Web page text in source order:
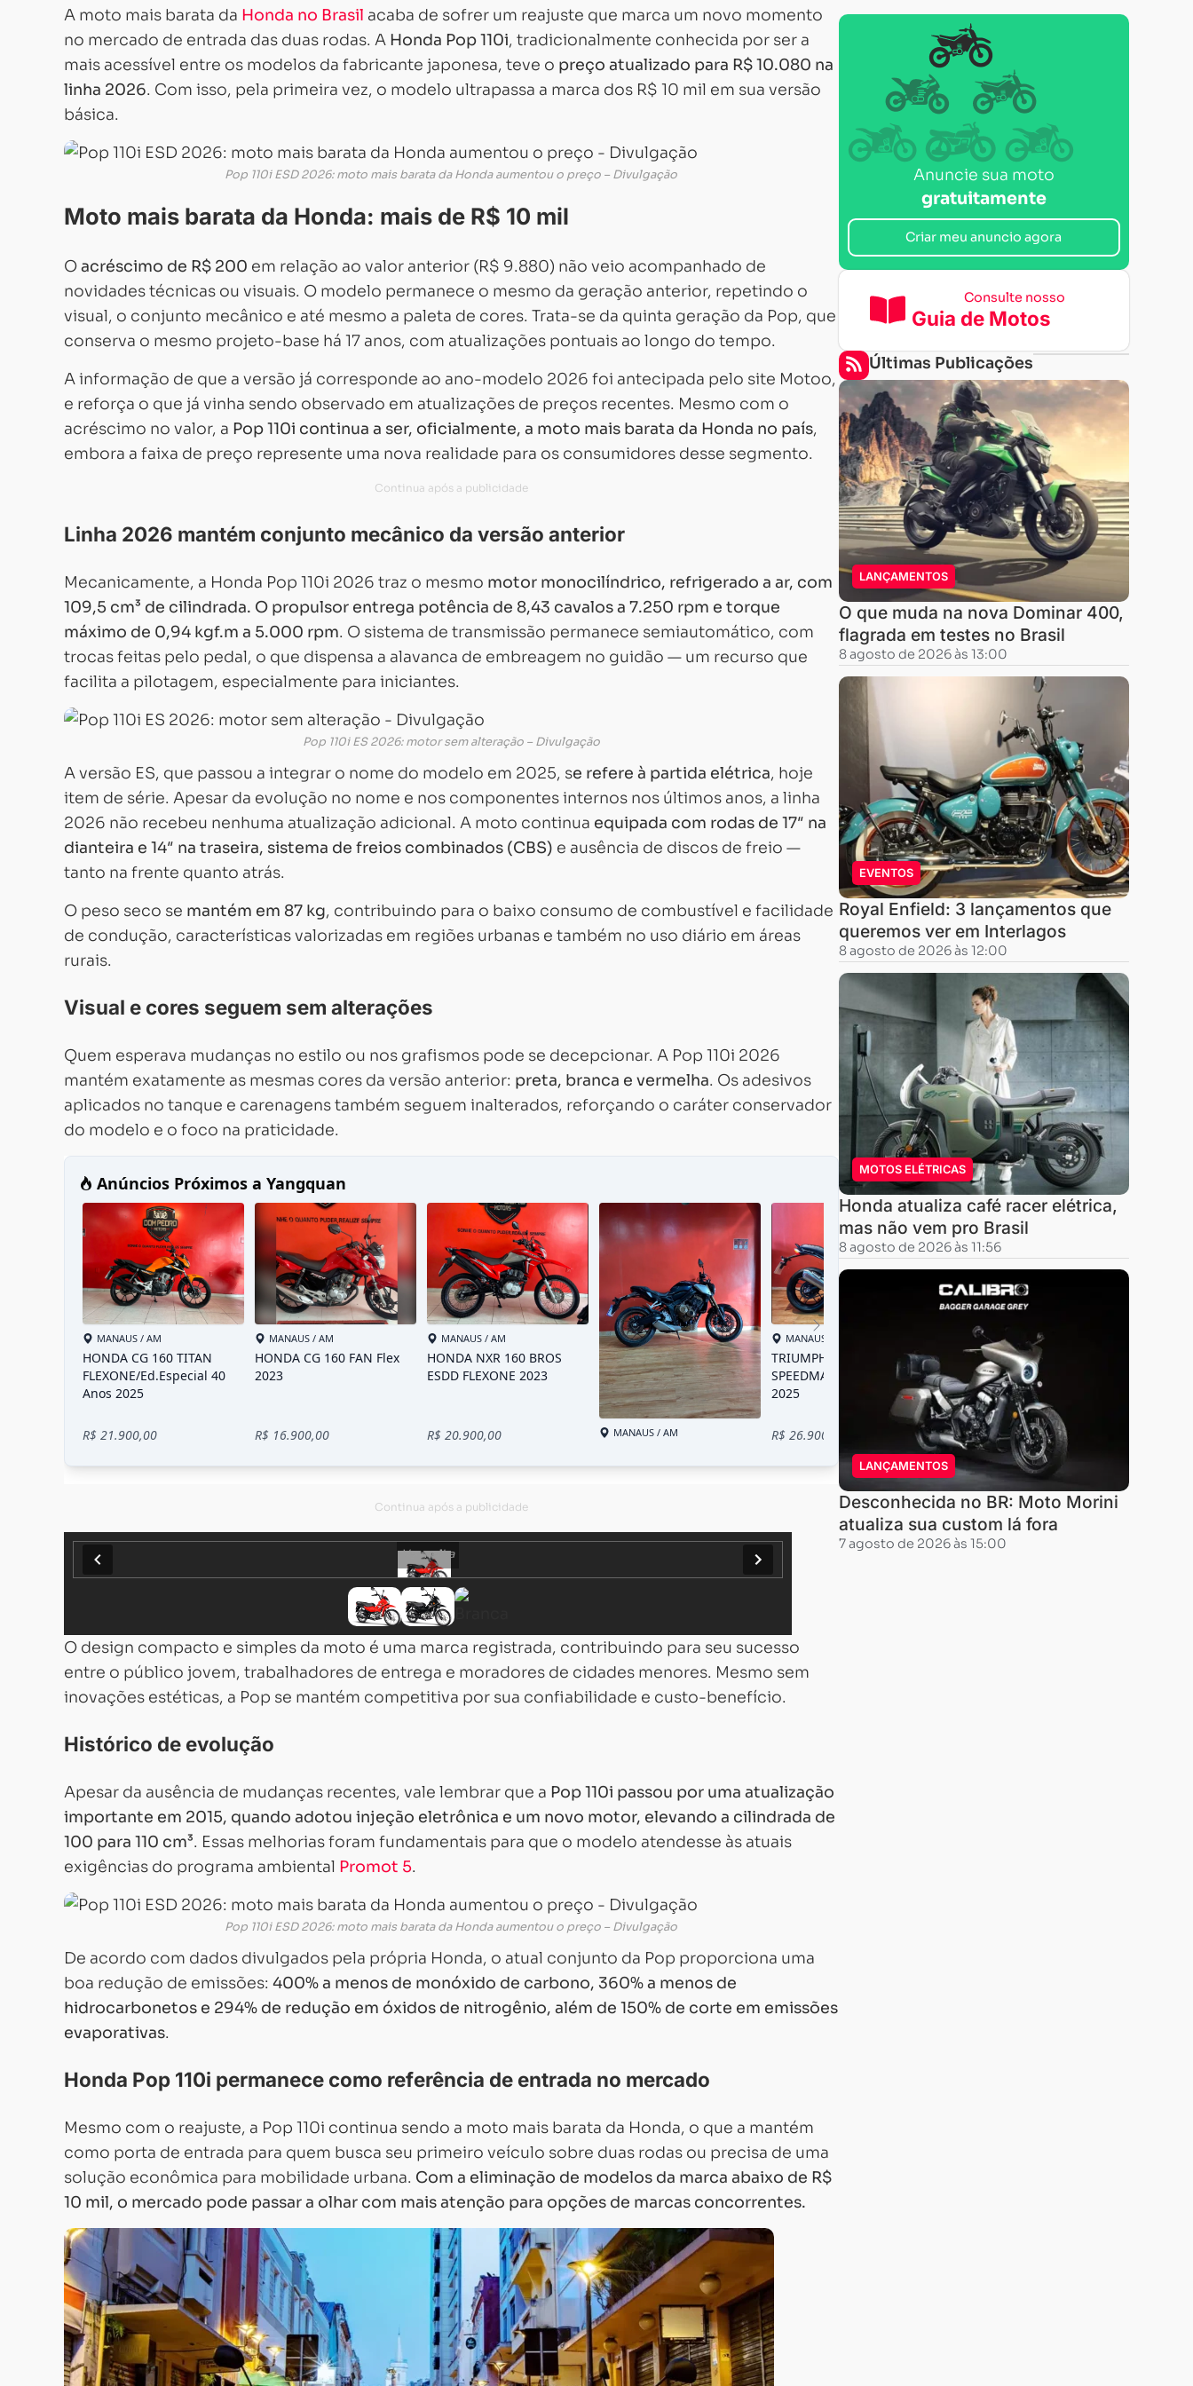
A moto mais barata da Honda no Brasil acaba de sofrer um reajuste que marca um novo momento
no mercado de entrada das duas rodas. A Honda Pop 110i, tradicionalmente conhecida por ser a
mais acessível entre os modelos da fabricante japonesa, teve o preço atualizado para R$ 10.080 na
linha 2026. Com isso, pela primeira vez, o modelo ultrapassa a marca dos R$ 10 mil em sua versão
básica.
Pop 110i ESD 2026: moto mais barata da Honda aumentou o preço – Divulgação
Moto mais barata da Honda: mais de R$ 10 mil
Oacréscimo de R$ 200 em relação ao valor anterior (R$ 9.880) não veio acompanhado de
novidades técnicas ou visuais. O modelo permanece o mesmo da geração anterior, repetindo o
visual, o conjunto mecânico e até mesmo a paleta de cores. Trata-se da quinta geração da Pop, que
conserva o mesmo projeto-base há 17 anos, com atualizações pontuais ao longo do tempo.
A informação de que a versão já corresponde ao ano-modelo 2026 foi antecipada pelo site Motoo,
e reforça o que já vinha sendo observado em atualizações de preços recentes. Mesmo com o
acréscimo no valor, a Pop 110i continua a ser, oficialmente, a moto mais barata da Honda no país,
embora a faixa de preço represente uma nova realidade para os consumidores desse segmento.
Linha 2026 mantém conjunto mecânico da versão anterior
Mecanicamente, a Honda Pop 110i 2026 traz o mesmo motor monocilíndrico, refrigerado a ar, com
109,5 cm³ de cilindrada. O propulsor entrega potência de 8,43 cavalos a 7.250 rpm e torque
máximo de 0,94 kgf.m a 5.000 rpm. O sistema de transmissão permanece semiautomático, com
trocas feitas pelo pedal, o que dispensa a alavanca de embreagem no guidão — um recurso que
facilita a pilotagem, especialmente para iniciantes.
Pop 110i ES 2026: motor sem alteração – Divulgação
A versão ES, que passou a integrar o nome do modelo em 2025, se refere à partida elétrica, hoje
item de série. Apesar da evolução no nome e nos componentes internos nos últimos anos, a linha
2026 não recebeu nenhuma atualização adicional. A moto continua equipada com rodas de 17″ na
dianteira e 14″ na traseira, sistema de freios combinados (CBS) e ausência de discos de freio —
tanto na frente quanto atrás.
O peso seco se mantém em 87 kg, contribuindo para o baixo consumo de combustível e facilidade
de condução, características valorizadas em regiões urbanas e também no uso diário em áreas
rurais.
Visual e cores seguem sem alterações
Quem esperava mudanças no estilo ou nos grafismos pode se decepcionar. A Pop 110i 2026
mantém exatamente as mesmas cores da versão anterior: preta, branca e vermelha. Os adesivos
aplicados no tanque e carenagens também seguem inalterados, reforçando o caráter conservador
do modelo e o foco na praticidade.
Vermelha
O design compacto e simples da moto é uma marca registrada, contribuindo para seu sucesso
entre o público jovem, trabalhadores de entrega e moradores de cidades menores. Mesmo sem
inovações estéticas, a Pop se mantém competitiva por sua confiabilidade e custo-benefício.
Histórico de evolução
Apesar da ausência de mudanças recentes, vale lembrar que a Pop 110i passou por uma atualização
importante em 2015, quando adotou injeção eletrônica e um novo motor, elevando a cilindrada de
100 para 110 cm³. Essas melhorias foram fundamentais para que o modelo atendesse às atuais
exigências do programa ambiental Promot 5.
Pop 110i ESD 2026: moto mais barata da Honda aumentou o preço – Divulgação
De acordo com dados divulgados pela própria Honda, o atual conjunto da Pop proporciona uma
boa redução de emissões: 400% a menos de monóxido de carbono, 360% a menos de
hidrocarbonetos e 294% de redução em óxidos de nitrogênio, além de 150% de corte em emissões
evaporativas.
Honda Pop 110i permanece como referência de entrada no mercado
Mesmo com o reajuste, a Pop 110i continua sendo a moto mais barata da Honda, o que a mantém
como porta de entrada para quem busca seu primeiro veículo sobre duas rodas ou precisa de uma
solução econômica para mobilidade urbana. Com a eliminação de modelos da marca abaixo de R$
10 mil, o mercado pode passar a olhar com mais atenção para opções de marcas concorrentes.
Anuncie sua moto
gratuitamente
Criar meu anuncio agora
Consulte nosso
Guia de Motos
Últimas Publicações
LANÇAMENTOS
O que muda na nova Dominar 400,
flagrada em testes no Brasil
8 agosto de 2026 às 13:00
EVENTOS
Royal Enfield: 3 lançamentos que
queremos ver em Interlagos
8 agosto de 2026 às 12:00
MOTOS ELÉTRICAS
Honda atualiza café racer elétrica,
mas não vem pro Brasil
8 agosto de 2026 às 11:56
LANÇAMENTOS
Desconhecida no BR: Moto Morini
atualiza sua custom lá fora
7 agosto de 2026 às 15:00